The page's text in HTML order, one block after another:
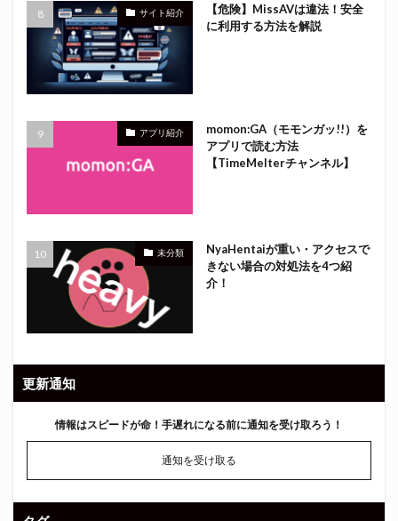
サイト紹介
【危険】MissAVは違法！安全
に利用する方法を解説
アプリ紹介
momon:GA（モモンガッ!!）を
アプリで読む方法
【TimeMelterチャンネル】
未分類
NyaHentaiが重い・アクセスで
きない場合の対処法を4つ紹
介！
更新通知
情報はスピードが命！ 手遅れになる前に通知を受け取ろう！
通知を受け取る